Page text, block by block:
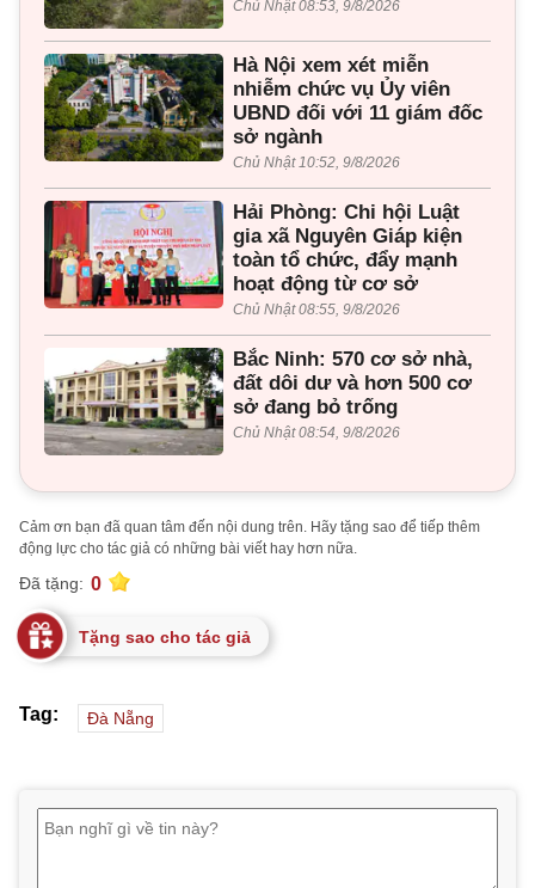
Chủ Nhật 08:53, 9/8/2026
Hà Nội xem xét miễn
nhiễm chức vụ Ủy viên
UBND đối với 11 giám đốc
sở ngành
Chủ Nhật 10:52, 9/8/2026
Hải Phòng: Chi hội Luật
gia xã Nguyên Giáp kiện
toàn tổ chức, đẩy mạnh
hoạt động từ cơ sở
Chủ Nhật 08:55, 9/8/2026
Bắc Ninh: 570 cơ sở nhà,
đất dôi dư và hơn 500 cơ
sở đang bỏ trống
Chủ Nhật 08:54, 9/8/2026
Cảm ơn bạn đã quan tâm đến nội dung trên. Hãy tặng sao để tiếp thêm
động lực cho tác giả có những bài viết hay hơn nữa.
Đã tặng: 0
Tặng sao cho tác giả
Tag: Đà Nẵng